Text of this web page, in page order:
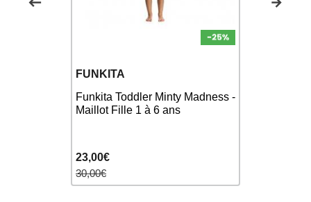
FUNKITA
Funkita Toddler Minty Madness -
Maillot Fille 1 à 6 ans
23,00€
30,00€